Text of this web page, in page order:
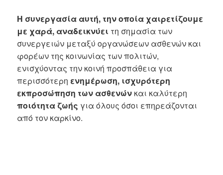
Η συνεργασία αυτή, την οποία χαιρετίζουμε
με χαρά, αναδεικνύει τη σημασία των
συνεργειών μεταξύ οργανώσεων ασθενών και
φορέων της κοινωνίας των πολιτών,
ενισχύοντας την κοινή προσπάθεια για
περισσότερη ενημέρωση, ισχυρότερη
εκπροσώπηση των ασθενών και καλύτερη
ποιότητα ζωής για όλους όσοι επηρεάζονται
από τον καρκίνο.